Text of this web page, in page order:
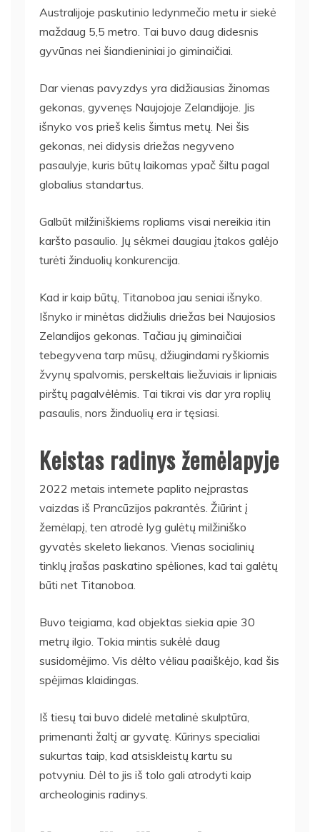
Australijoje paskutinio ledynmečio metu ir siekė
maždaug 5,5 metro. Tai buvo daug didesnis
gyvūnas nei šiandieniniai jo giminaičiai.
Dar vienas pavyzdys yra didžiausias žinomas
gekonas, gyvenęs Naujojoje Zelandijoje. Jis
išnyko vos prieš kelis šimtus metų. Nei šis
gekonas, nei didysis driežas negyveno
pasaulyje, kuris būtų laikomas ypač šiltu pagal
globalius standartus.
Galbūt milžiniškiems ropliams visai nereikia itin
karšto pasaulio. Jų sėkmei daugiau įtakos galėjo
turėti žinduolių konkurencija.
Kad ir kaip būtų, Titanoboa jau seniai išnyko.
Išnyko ir minėtas didžiulis driežas bei Naujosios
Zelandijos gekonas. Tačiau jų giminaičiai
tebegyvena tarp mūsų, džiugindami ryškiomis
žvynų spalvomis, perskeltais liežuviais ir lipniais
pirštų pagalvėlėmis. Tai tikrai vis dar yra roplių
pasaulis, nors žinduolių era ir tęsiasi.
Keistas radinys žemėlapyje
2022 metais internete paplito neįprastas
vaizdas iš Prancūzijos pakrantės. Žiūrint į
žemėlapį, ten atrodė lyg gulėtų milžiniško
gyvatės skeleto liekanos. Vienas socialinių
tinklų įrašas paskatino spėliones, kad tai galėtų
būti net Titanoboa.
Buvo teigiama, kad objektas siekia apie 30
metrų ilgio. Tokia mintis sukėlė daug
susidomėjimo. Vis dėlto vėliau paaiškėjo, kad šis
spėjimas klaidingas.
Iš tiesų tai buvo didelė metalinė skulptūra,
primenanti žaltį ar gyvatę. Kūrinys specialiai
sukurtas taip, kad atsiskleistų kartu su
potvyniu. Dėl to jis iš tolo gali atrodyti kaip
archeologinis radinys.